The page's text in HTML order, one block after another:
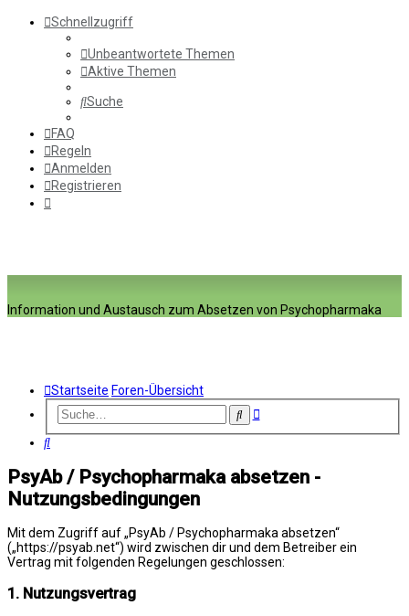
Schnellzugriff
Unbeantwortete Themen
Aktive Themen
Suche
FAQ
Regeln
Anmelden
Registrieren
Information und Austausch zum Absetzen von Psychopharmaka
Startseite Foren-Übersicht
SucheErweiterte
Suche
PsyAb / Psychopharmaka absetzen -
Nutzungsbedingungen
Mit dem Zugriff auf „PsyAb / Psychopharmaka absetzen“
(„https://psyab.net“) wird zwischen dir und dem Betreiber ein
Vertrag mit folgenden Regelungen geschlossen:
1. Nutzungsvertrag